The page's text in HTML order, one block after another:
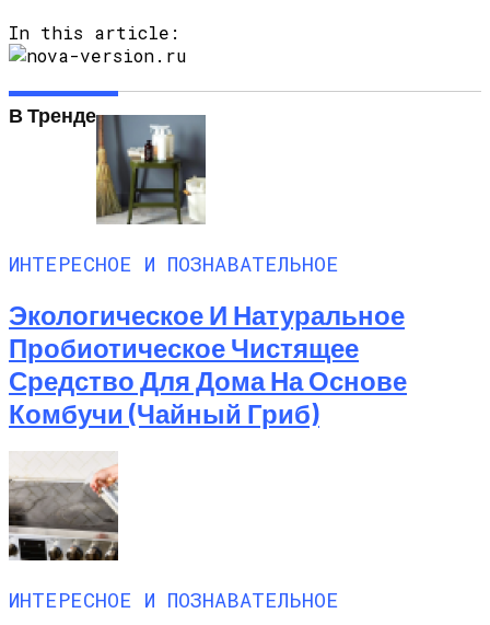
In this article:
В Тренде
ИНТЕРЕСНОЕ И ПОЗНАВАТЕЛЬНОЕ
Экологическое И Натуральное
Пробиотическое Чистящее
Средство Для Дома На Основе
Комбучи (чайный Гриб)
ИНТЕРЕСНОЕ И ПОЗНАВАТЕЛЬНОЕ